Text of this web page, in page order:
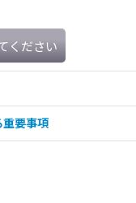
ください
重要事項